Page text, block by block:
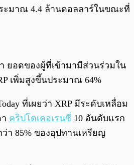
ระมาณ 4.4 ล้านดอลลาร์ในขณะที่
ยอดของผู้ที่เข้ามามีส่วนร่วมใน
เพิ่มสูงขึ้นประมาณ 64%
ที่เผยว่า XRP มีระดับเหลื่อม
คริปโตเคอเรนซี่ 10 อันดับแรก
า 85% ของอุปทานเหรียญ